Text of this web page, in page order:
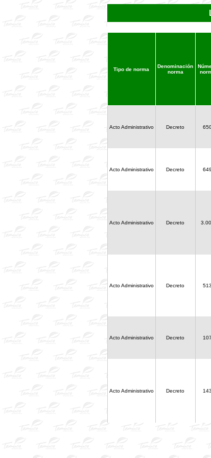
Tipo de norma
Denominación
norma
Acto Administrativo Decreto
Acto Administrativo Decreto 649
Acto Administrativo Decreto
Acto Administrativo Decreto 513
Acto Administrativo Decreto 107
Acto Administrativo Decreto 143